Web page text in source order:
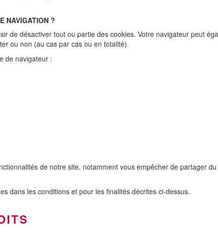
NAVIGATION ?
de désactiver tout ou partie des cookies. Votre navigateur peut
ou non (au cas par cas ou en totalité).
de navigateur :
de notre site, notamment vous empêcher de partager
dans les conditions et pour les finalités décrites ci-dessus.